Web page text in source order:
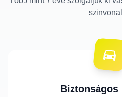
Biztonságos